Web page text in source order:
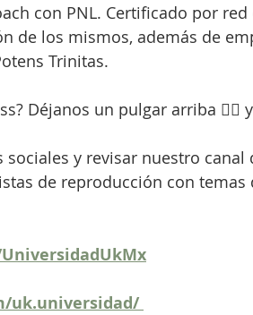
con PNL. Certificado por
de los mismos, además de
Trinitas.
Déjanos un pulgar arriba
sociales y revisar nuestro canal
de reproducción con
uk.universidad/